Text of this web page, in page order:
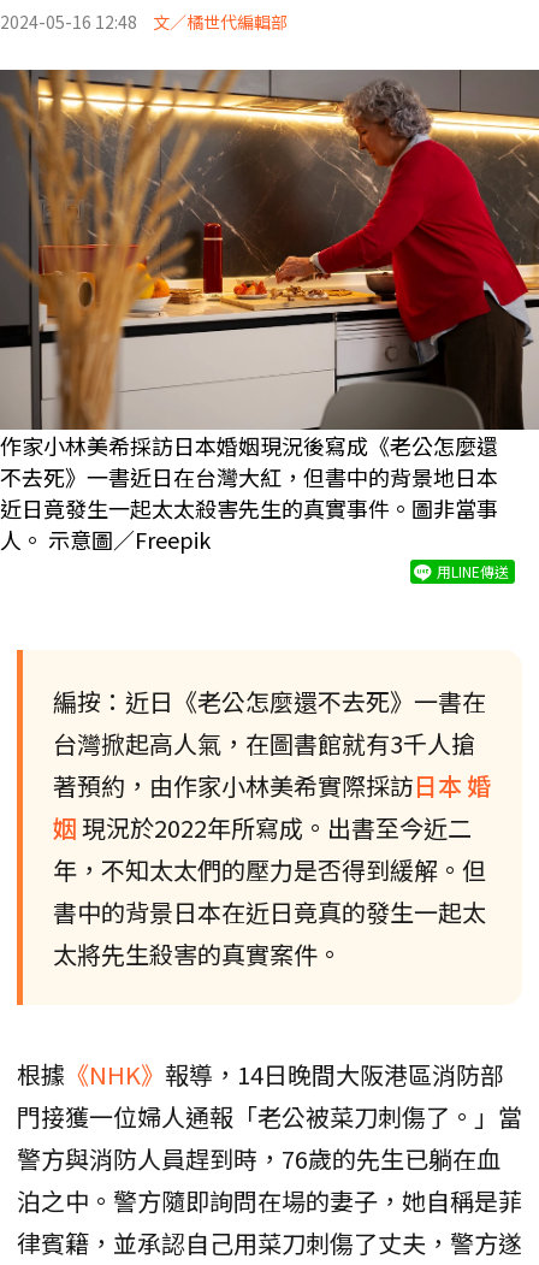
2024-05-16 12:48 文／橘世代編輯部
作家小林美希採訪日本婚姻現況後寫成《老公怎麼還
不去死》一書近日在台灣大紅，但書中的背景地日本
近日竟發生一起太太殺害先生的真實事件。圖非當事
人。 示意圖／Freepik
用LINE傳送
編按：近日《老公怎麼還不去死》一書在
台灣掀起高人氣，在圖書館就有3千人搶
著預約，由作家小林美希實際採訪日本 婚
姻現況於2022年所寫成。出書至今近二
年，不知太太們的壓力是否得到緩解。但
書中的背景日本在近日竟真的發生一起太
太將先生殺害的真實案件。
根據 《NHK》 報導，14日晚間大阪港區消防部
門接獲一位婦人通報「老公被菜刀刺傷了。」當
警方與消防人員趕到時，76歲的先生已躺在血
泊之中。警方隨即詢問在場的妻子，她自稱是菲
律賓籍，並承認自己用菜刀刺傷了丈夫，警方遂